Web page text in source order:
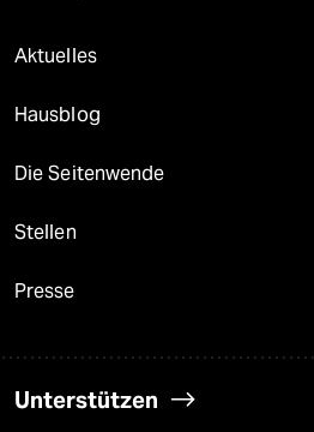
Aktuelles
Hausblog
Die Seitenwende
Stellen
Presse
Unterstützen